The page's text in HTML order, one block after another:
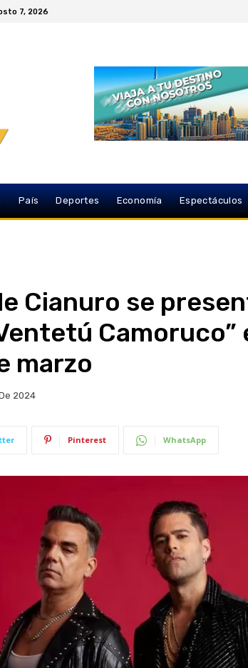
7, 2026
País Deportes Economía Espectáculos
Cianuro se
Camoruco”
marzo
2024
Pinterest WhatsApp